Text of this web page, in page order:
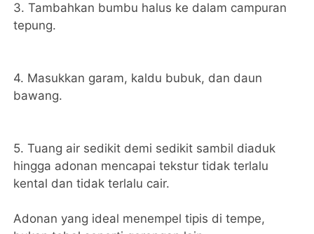
3. Tambahkan bumbu halus ke dalam campuran
tepung.
4. Masukkan garam, kaldu bubuk, dan daun
bawang.
5. Tuang air sedikit demi sedikit sambil diaduk
hingga adonan mencapai tekstur tidak terlalu
kental dan tidak terlalu cair.
Adonan yang ideal menempel tipis di tempe,